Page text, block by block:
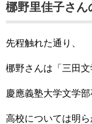
梛野里佳子さん
先程触れた通り、
梛野さんは「三田文
慶應義塾大学文学部
高校については明ら